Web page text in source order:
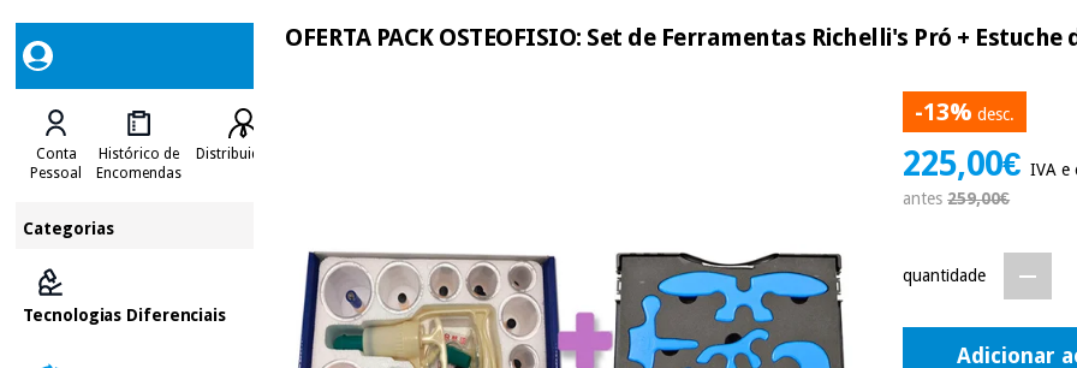
Conta
Pessoal
Histórico de
Encomendas
Distribuidores
Categorias
Tecnologias Diferenciais
OFERTA PACK OSTEOFISIO: Set de Ferramentas Richelli's Pró + Estuche
-13% desc.
225,00€IVA e
antes259,00€
quantidade
Adicionar